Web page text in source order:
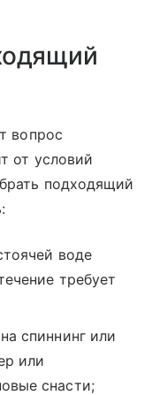
вопрос
от условий
подходящий
воде
требует
спиннинг или
или
снасти;